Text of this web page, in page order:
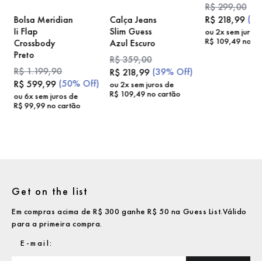
Bolsa Meridian
Ii Flap
Crossbody
Preto
R$1.199,90
R$ 599,99 (50% Off)
ou 6x sem juros de
R$ 99,99no cartão
Calça Jeans
Slim Guess
Azul Escuro
R$359,00
R$ 218,99 (39% Off)
ou2x sem juros de
R$ 109,49no cartão
R$299,00
R$ 218,99 (
ou 2x sem juros
R$ 109,49no
Get on the list
Em compras acima de R$ 300 ganhe R$ 50 na Guess List.Válido
para a primeira compra.